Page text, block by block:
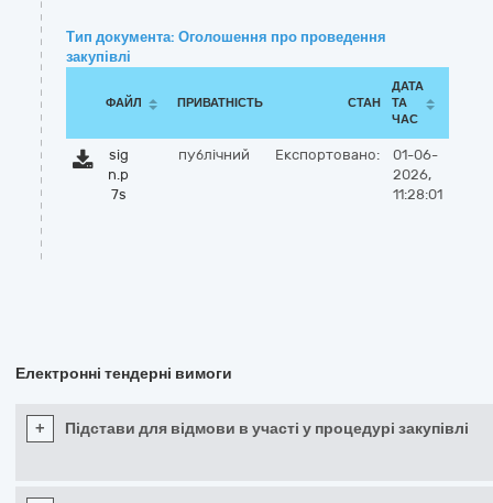
Тип документа: Оголошення про проведення
закупівлі
ФАЙЛ ПРИВАТНІСТЬ СТАН
ДАТА
ТА
ЧАС
sig
n.p
7s
публічний Експортовано:
01-06-
2026,
11:28:01
Електронні тендерні вимоги
+ Підстави для відмови в участі у процедурі закупівлі